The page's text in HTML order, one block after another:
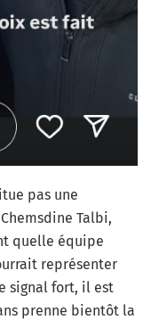
pas une
Talbi,
quelle équipe
représenter
signal fort, il est
prenne bientôt la